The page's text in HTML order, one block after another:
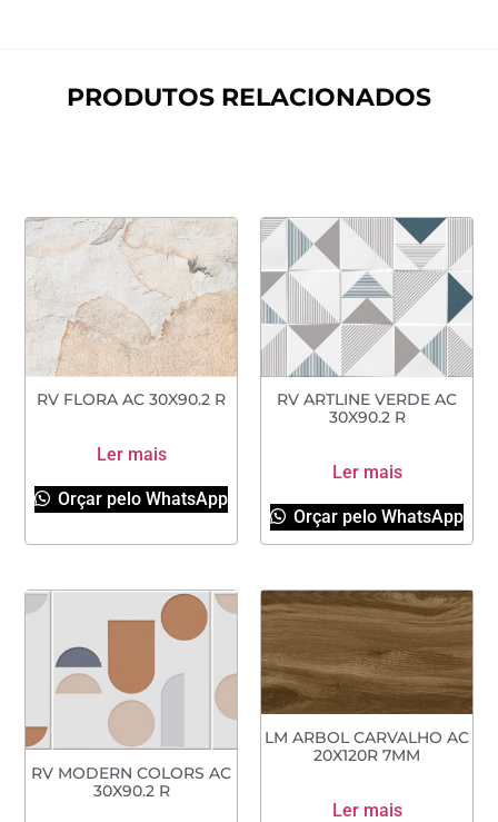
PRODUTOS RELACIONADOS
RV FLORA AC 30X90.2 R
Ler mais
Orçar pelo WhatsApp
RV ARTLINE VERDE AC
30X90.2 R
Ler mais
Orçar pelo WhatsApp
RV MODERN COLORS AC
30X90.2 R
LM ARBOL CARVALHO AC
20X120R 7MM
Ler mais